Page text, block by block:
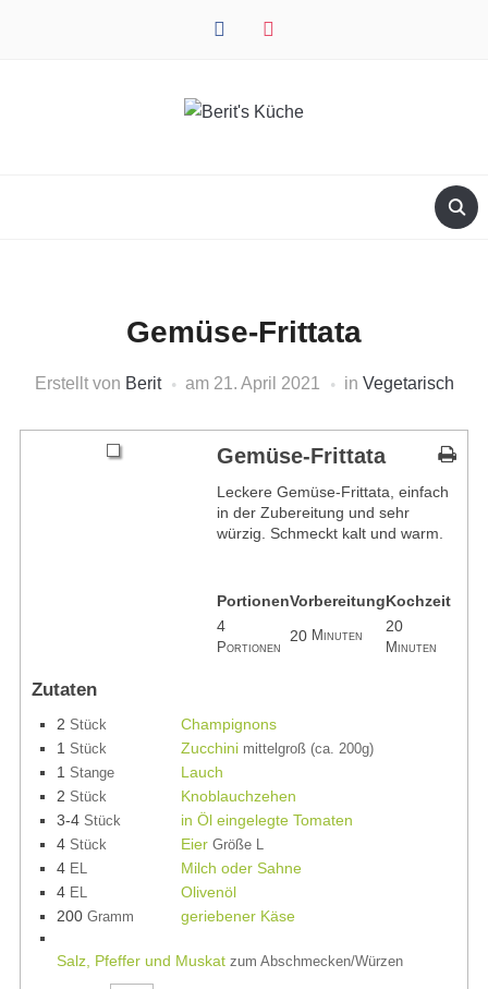
facebook instagram
Gemüse-Frittata
Erstellt von Berit am 21. April 2021 in Vegetarisch
Gemüse-Frittata
Leckere Gemüse-Frittata, einfach
in der Zubereitung und sehr
würzig. Schmeckt kalt und warm.
PortionenVorbereitung
4
Portionen
20 Minuten
Kochzeit
20
Minuten
Zutaten
2 Stück
Champignons
1 Stück Zucchini mittelgroß (ca. 200g)
1 Stange
Lauch
2 Stück
Knoblauchzehen
3-4 Stück
in Öl eingelegte Tomaten
4 Stück Eier Größe L
4 EL
Milch oder Sahne
4 EL
Olivenöl
200 Gramm geriebener Käse
Salz, Pfeffer und Muskat zum Abschmecken/Würzen